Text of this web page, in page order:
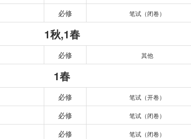
必修 笔试（闭卷）
1秋,1春
必修 其他
1春
必修 笔试（开卷）
必修 笔试（闭卷）
必修 笔试（闭卷）